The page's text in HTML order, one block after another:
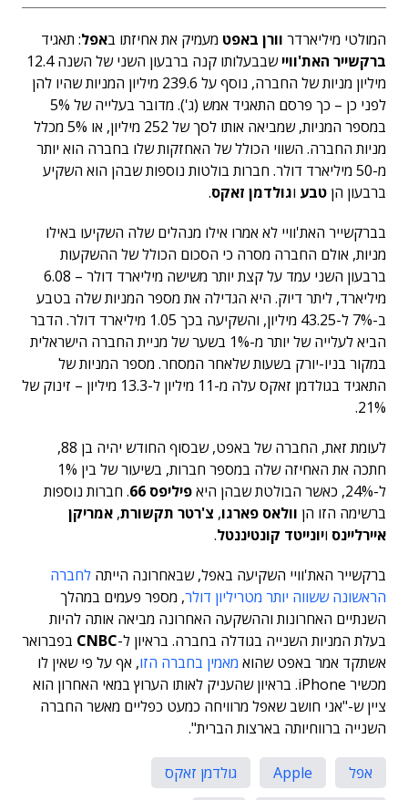
המולטי מיליארדר וורן באפט מעמיק את אחיזתו באפל: תאגיד
ברקשייר האת'וויי
שבבעלותו קנה ברבעון השני של השנה 12.4
מיליון מניות של החברה, נוסף על 239.6 מיליון המניות שהיו להן
לפני כן – כך פרסם התאגיד אמש (ג'). מדובר בעלייה של 5%
במספר המניות, שמביאה אותו לסך של 252 מיליון, או 5% מכלל
מניות החברה. השווי הכולל של האחזקות שלו בחברה הוא יותר
מ-50 מיליארד דולר. חברות בולטות נוספות שבהן הוא השקיע
ברבעון הן טבע וגולדמן זאקס.
בברקשייר האת'וויי לא אמרו אילו מנהלים שלה השקיעו באילו
מניות, אולם החברה מסרה כי הסכום הכולל של ההשקעות
ברבעון השני עמד על קצת יותר משישה מיליארד דולר – 6.08
מיליארד, ליתר דיוק. היא הגדילה את מספר המניות שלה בטבע
ב-7% ל-43.25 מיליון, והשקיעה בכך 1.05 מיליארד דולר. הדבר
הביא לעלייה של יותר מ-1% בשער של מניית החברה הישראלית
במקור בניו-יורק בשעות שלאחר המסחר. מספר המניות של
התאגיד בגולדמן זאקס עלה מ-11 מיליון ל-13.3 מיליון – זינוק של
21%.
לעומת זאת, החברה של באפט, שבסוף החודש יהיה בן 88,
חתכה את האחיזה שלה במספר חברות, בשיעור של בין 1%
ל-24%, כאשר הבולטת שבהן היא
פיליפס 66
. חברות נוספות
ברשימה הזו הן וולאס פארגו, צ'רטר תקשורת, אמריקן
איירליינס ויונייטד קונטיננטל.
ברקשייר האת'וויי השקיעה באפל, שבאחרונה הייתה לחברה
הראשונה ששווה יותר מטריליון דולר, מספר פעמים במהלך
השנתיים האחרונות וההשקעה האחרונה מביאה אותה להיות
בעלת המניות השנייה בגודלה בחברה. בראיון ל-CNBC בפברואר
אשתקד אמר באפט שהוא מאמין בחברה הזו, אף על פי שאין לו
מכשיר iPhone. בראיון שהעניק לאותו הערוץ במאי האחרון הוא
ציין ש-"אני חושב שאפל מרוויחה כמעט כפליים מאשר החברה
השנייה ברווחיותה בארצות הברית".
אפל Apple
גולדמן זאקס